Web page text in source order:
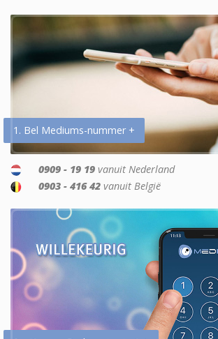
1. Bel Mediums-nummer +
0909 - 19 19 vanuit Nederland
0903 - 416 42 vanuit België